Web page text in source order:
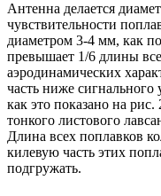
Антенна делается
чувствительности
диаметром 3-4 мм, как
превышает 1/6 длины
аэродинамических
часть ниже сигнального
как это показано на рис.
тонкого листового
Длина всех поплавков
килевую часть этих
подгружать.